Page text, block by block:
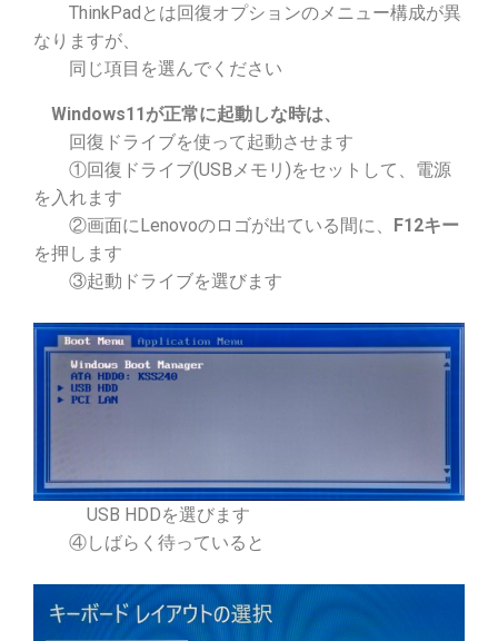
ThinkPadとは回復オプションの メニュー構成が異
なりますが、
同じ項目を選んでください
Windows11が正常に起動しな時は、
回復ドライブを使って起動させます
①回復ドライブ(USBメモリ)をセットして、電源
を入れます
②画面にLenovoのロゴが出ている間に、 F12キー
を押します
③起動ドライブを選びます
USB HDDを選びます
④しばらく待っていると